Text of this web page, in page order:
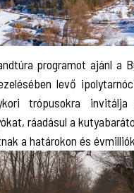
programot ajánl a
levő
trópusokra
ráadásul a
a határokon és